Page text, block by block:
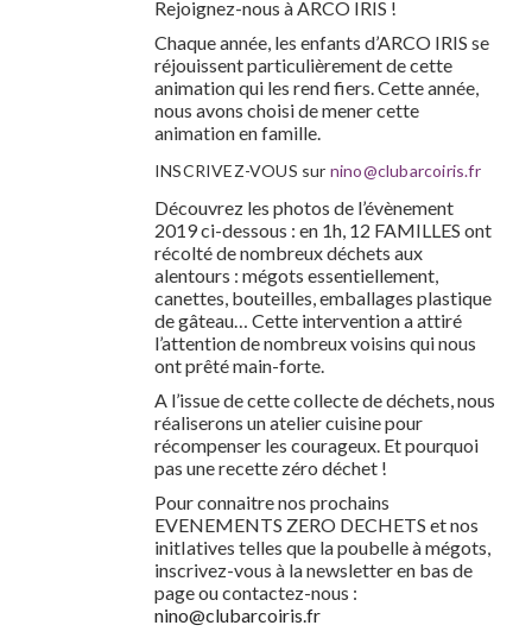
Rejoignez-nous à ARCO IRIS !
Chaque année, les enfants d’ARCO IRIS se
réjouissent particulièrement de cette
animation qui les rend fiers. Cette année,
nous avons choisi de mener cette
animation en famille.
INSCRIVEZ-VOUS sur nino@clubarcoiris.fr
Découvrez les photos de l’évènement
2019 ci-dessous : en 1h, 12 FAMILLES ont
récolté de nombreux déchets aux
alentours : mégots essentiellement,
canettes, bouteilles, emballages plastique
de gâteau… Cette intervention a attiré
l’attention de nombreux voisins qui nous
ont prêté main-forte.
A l’issue de cette collecte de déchets, nous
réaliserons un atelier cuisine pour
récompenser les courageux. Et pourquoi
pas une recette zéro déchet !
Pour connaitre nos prochains
EVENEMENTS ZERO DECHETS et nos
initIatives telles que la poubelle à mégots,
inscrivez-vous à la newsletter en bas de
page ou contactez-nous :
nino@clubarcoiris.fr